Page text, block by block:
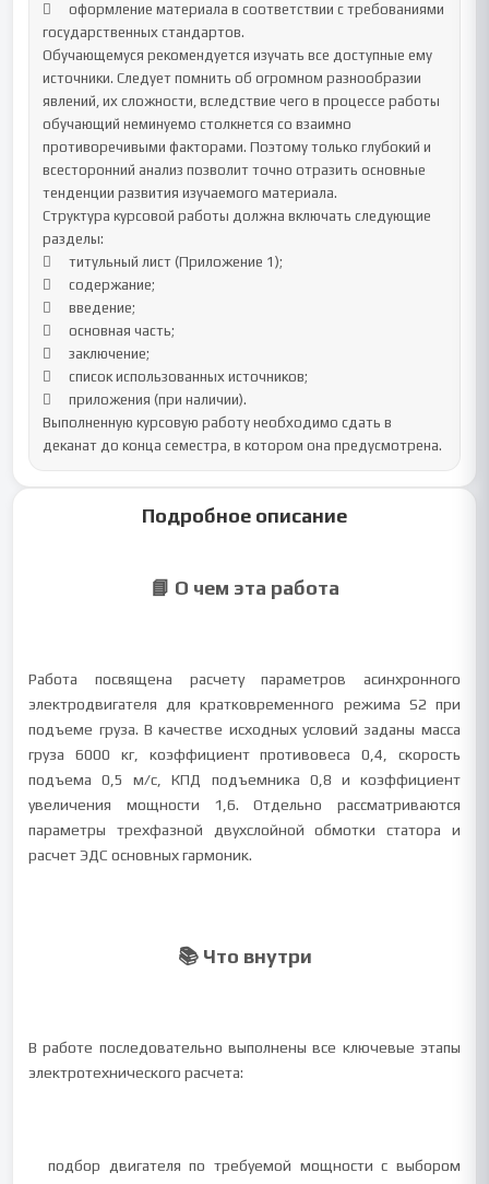
	оформление материала в соответствии с требованиями
государственных стандартов.
Обучающемуся рекомендуется изучать все доступные ему
источники. Следует помнить об огромном разнообразии
явлений, их сложности, вследствие чего в процессе работы
обучающий неминуемо столкнется со взаимно
противоречивыми факторами. Поэтому только глубокий и
всесторонний анализ позволит точно отразить основные
тенденции развития изучаемого материала.
Структура курсовой работы должна включать следующие
разделы:
	титульный лист (Приложение 1);
	содержание;
	введение;
	основная часть;
	заключение;
	список использованных источников;
	приложения (при наличии).
Выполненную курсовую работу необходимо сдать в
деканат до конца семестра, в котором она предусмотрена.
Подробное описание
📘 О чем эта работа
Работа посвящена расчету параметров асинхронного
электродвигателя для кратковременного режима S2 при
подъеме груза. В качестве исходных условий заданы масса
груза 6000 кг, коэффициент противовеса 0,4, скорость
подъема 0,5 м/с, КПД подъемника 0,8 и коэффициент
увеличения мощности 1,6. Отдельно рассматриваются
параметры трехфазной двухслойной обмотки статора и
расчет ЭДС основных гармоник.
📚 Что внутри
В работе последовательно выполнены все ключевые этапы
электротехнического расчета:
подбор двигателя по требуемой мощности с выбором